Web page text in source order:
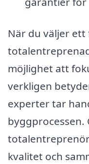
När du väljer
möjlighet att
verkligen
experter tar
byggprocessen.
kvalitet och